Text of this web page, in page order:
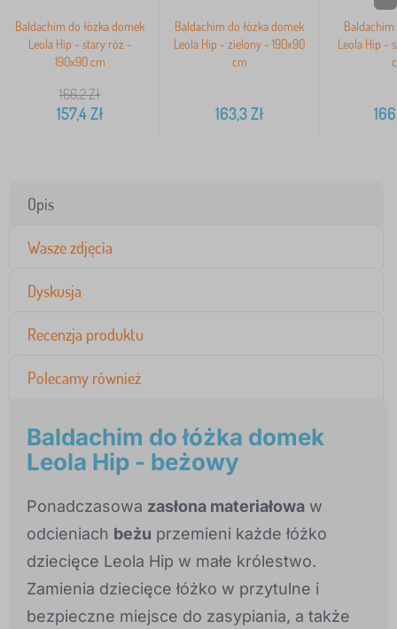
Baldachim do łóżka domek
Leola Hip - stary róż -
190x90 cm
166,2Zł
157,4Zł
Baldachim do łóżka domek
Leola Hip - zielony - 190x90
cm
163,3Zł
Baldachim
Leola Hip -
Opis
Wasze zdjęcia
Dyskusja
Recenzja produktu
Polecamy również
Baldachim do łóżka domek
Leola Hip - beżowy
Ponadczasowa zasłona materiałowa w
odcieniach beżu przemieni każde łóżko
dziecięce Leola Hip w małe królestwo.
Zamienia dziecięce łóżko w przytulne i
bezpieczne miejsce do zasypiania, a także